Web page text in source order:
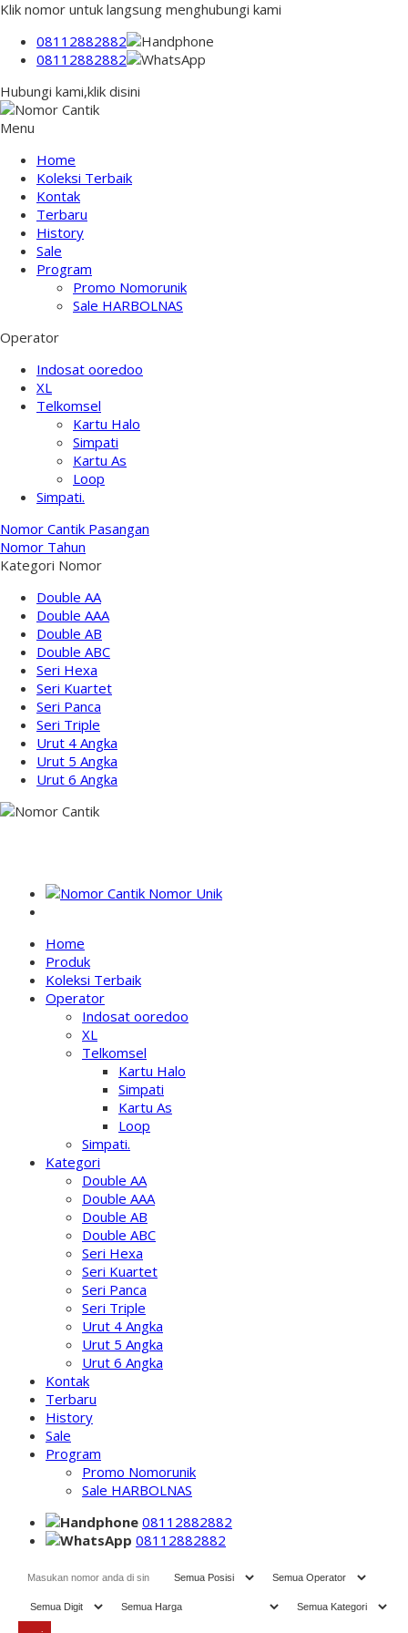
Klik nomor untuk langsung menghubungi kami
08112882882
08112882882
Hubungi kami,klik disini
Menu
Home
Koleksi Terbaik
Kontak
Terbaru
History
Sale
Program
Promo Nomorunik
Sale HARBOLNAS
Operator
Indosat ooredoo
XL
Telkomsel
Kartu Halo
Simpati
Kartu As
Loop
Simpati.
Nomor Cantik Pasangan
Nomor Tahun
Kategori Nomor
Double AA
Double AAA
Double AB
Double ABC
Seri Hexa
Seri Kuartet
Seri Panca
Seri Triple
Urut 4 Angka
Urut 5 Angka
Urut 6 Angka
Home
Produk
Koleksi Terbaik
Operator
Indosat ooredoo
XL
Telkomsel
Kartu Halo
Simpati
Kartu As
Loop
Simpati.
Kategori
Double AA
Double AAA
Double AB
Double ABC
Seri Hexa
Seri Kuartet
Seri Panca
Seri Triple
Urut 4 Angka
Urut 5 Angka
Urut 6 Angka
Kontak
Terbaru
History
Sale
Program
Promo Nomorunik
Sale HARBOLNAS
08112882882
08112882882